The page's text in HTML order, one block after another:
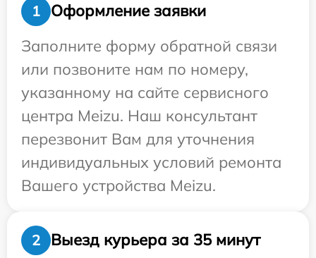
1
Оформление заявки
Заполните форму обратной связи
или позвоните нам по номеру,
указанному на сайте сервисного
центра Meizu. Наш консультант
перезвонит Вам для уточнения
индивидуальных условий ремонта
Вашего устройства Meizu.
2
Выезд курьера за 35 минут